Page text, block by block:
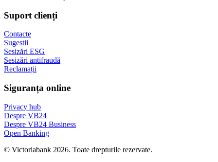
Suport clienți
Contacte
Sugestii
Sesizări ESG
Sesizări antifraudă
Reclamații
Siguranța online
Privacy hub
Despre VB24
Despre VB24 Business
Open Banking
© Victoriabank 2026. Toate drepturile rezervate.